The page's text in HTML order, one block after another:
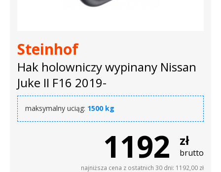
Steinhof
Hak holowniczy wypinany Nissan
Juke II F16 2019-
maksymalny uciąg: 1500 kg
1192 zł
brutto
najniższa cena z ostatnich 30 dni: 1192,00 zł